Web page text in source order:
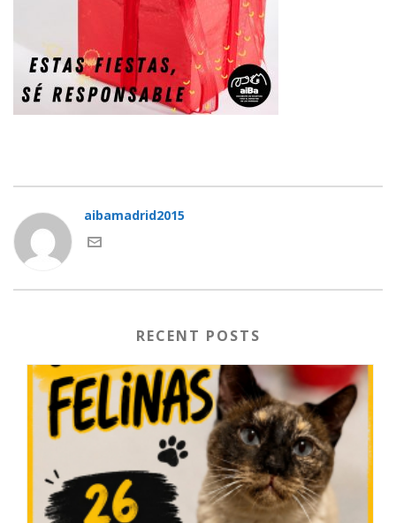
aibamadrid2015
RECENT POSTS